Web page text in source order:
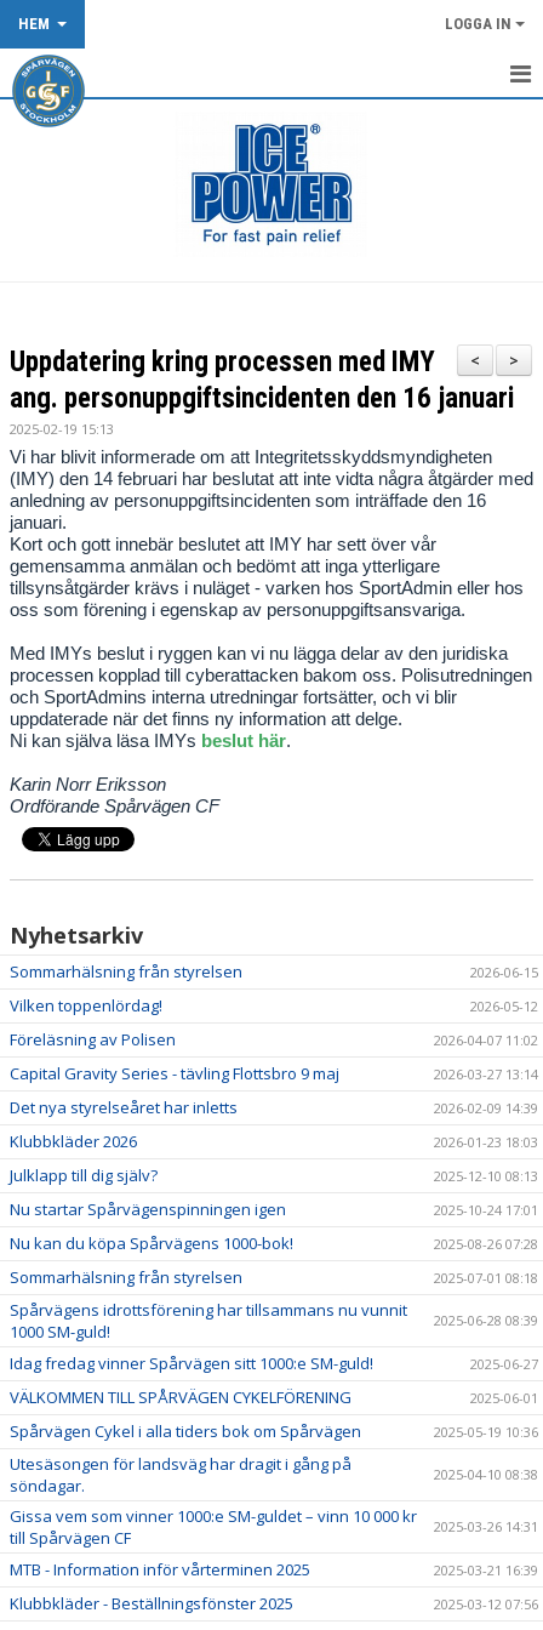
HEM LOGGA IN
START
DOKUMENT
SPÅRVÄGEN FLOWTRAIL OCH XCO-SPÅRET
MTB
>
<
Uppdatering kring processen med IMY
ang. personuppgiftsincidenten den 16 januari
2025-02-19 15:13
Vi har blivit informerade om att Integritetsskyddsmyndigheten
(IMY) den 14 februari har beslutat att inte vidta några åtgärder med
anledning av personuppgiftsincidenten som inträffade den 16
januari.
Kort och gott innebär beslutet att IMY har sett över vår
gemensamma anmälan och bedömt att inga ytterligare
tillsynsåtgärder krävs i nuläget - varken hos SportAdmin eller hos
oss som förening i egenskap av personuppgiftsansvariga.
Med IMYs beslut i ryggen kan vi nu lägga delar av den juridiska
processen kopplad till cyberattacken bakom oss. Polisutredningen
och SportAdmins interna utredningar fortsätter, och vi blir
uppdaterade när det finns ny information att delge.
Ni kan själva läsa IMYs beslut här.
Karin Norr Eriksson
Ordförande Spårvägen CF
Nyhetsarkiv
Sommarhälsning från styrelsen 2026-06-15
Vilken toppenlördag! 2026-05-12
Föreläsning av Polisen 2026-04-07 11:02
Capital Gravity Series - tävling Flottsbro 9 maj 2026-03-27 13:14
Det nya styrelseåret har inletts 2026-02-09 14:39
Klubbkläder 2026 2026-01-23 18:03
Julklapp till dig själv? 2025-12-10 08:13
Nu startar Spårvägenspinningen igen 2025-10-24 17:01
Nu kan du köpa Spårvägens 1000-bok! 2025-08-26 07:28
Sommarhälsning från styrelsen 2025-07-01 08:18
Spårvägens idrottsförening har tillsammans nu vunnit
1000 SM-guld!
2025-06-28 08:39
Idag fredag vinner Spårvägen sitt 1000:e SM-guld! 2025-06-27
VÄLKOMMEN TILL SPÅRVÄGEN CYKELFÖRENING 2025-06-01
Spårvägen Cykel i alla tiders bok om Spårvägen 2025-05-19 10:36
Utesäsongen för landsväg har dragit i gång på
söndagar.
2025-04-10 08:38
Gissa vem som vinner 1000:e SM-guldet – vinn 10 000 kr
till Spårvägen CF
2025-03-26 14:31
MTB - Information inför vårterminen 2025 2025-03-21 16:39
Klubbkläder - Beställningsfönster 2025 2025-03-12 07:56